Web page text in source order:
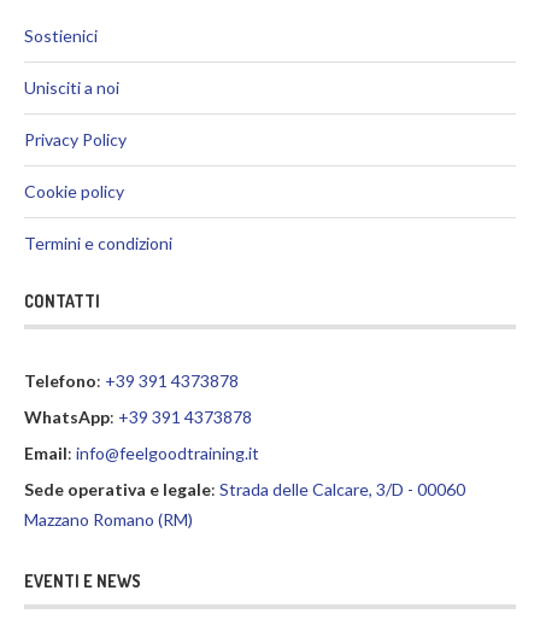
Sostienici
Unisciti a noi
Privacy Policy
Cookie policy
Termini e condizioni
CONTATTI
Telefono: +39 391 4373878
WhatsApp: +39 391 4373878
Email: info@feelgoodtraining.it
Sede operativa e legale: Strada delle Calcare, 3/D - 00060
Mazzano Romano (RM)
EVENTI E NEWS